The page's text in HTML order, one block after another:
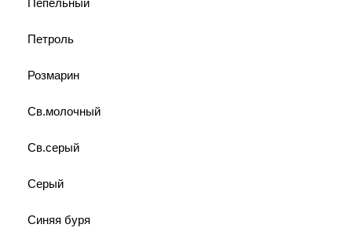
Пепельный
Петроль
Розмарин
Св.молочный
Св.серый
Серый
Синяя буря